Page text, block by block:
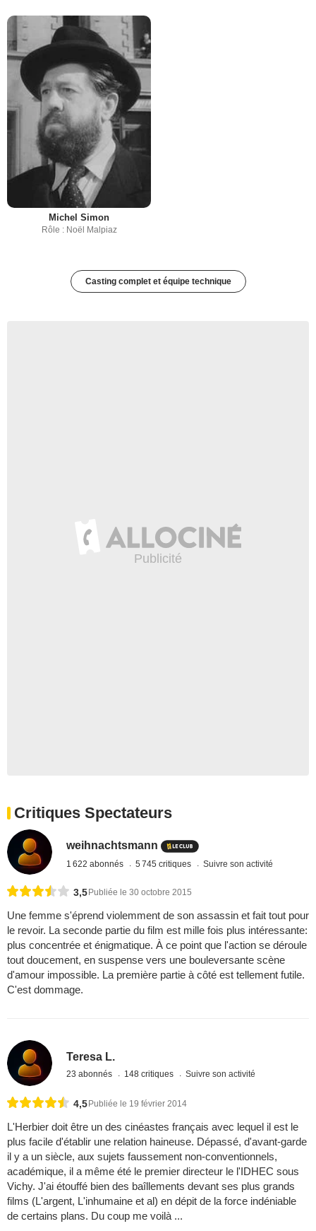
Michel Simon
Rôle : Noël Malpiaz
Casting complet et équipe technique
Critiques Spectateurs
weihnachtsmann
1 622 abonnés 5 745 critiques Suivre son activité
3,5 Publiée le 30 octobre 2015
Une femme s'éprend violemment de son assassin et fait tout pour
le revoir. La seconde partie du film est mille fois plus intéressante:
plus concentrée et énigmatique. À ce point que l'action se déroule
tout doucement, en suspense vers une bouleversante scène
d'amour impossible. La première partie à côté est tellement futile.
C'est dommage.
Teresa L.
23 abonnés 148 critiques Suivre son activité
4,5Publiée le 19 février 2014
L'Herbier doit être un des cinéastes français avec lequel il est le
plus facile d'établir une relation haineuse. Dépassé, d'avant-garde
il y a un siècle, aux sujets faussement non-conventionnels,
académique, il a même été le premier directeur le l'IDHEC sous
Vichy. J'ai étouffé bien des baîllements devant ses plus grands
films (L'argent, L'inhumaine et al) en dépit de la force indéniable
de certains plans. Du coup me voilà ...